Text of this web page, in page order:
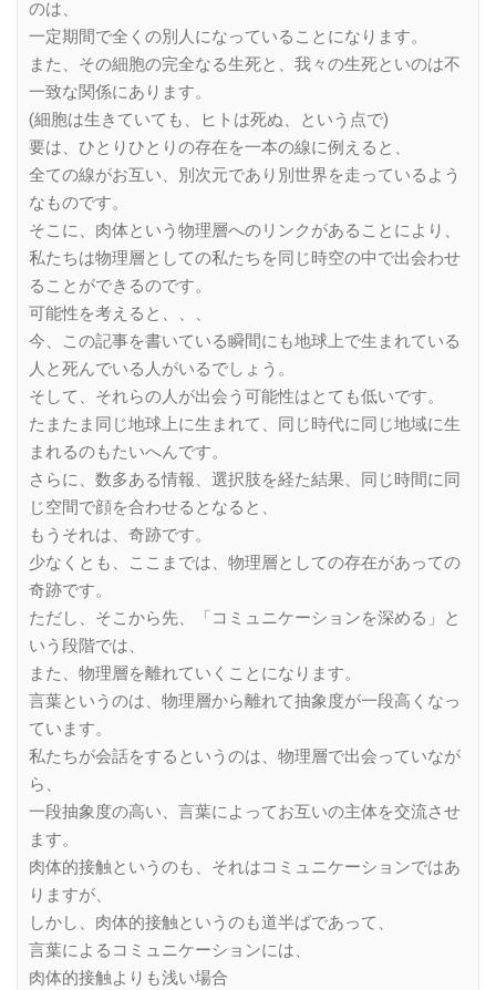
のは、
一定期間で全くの別人になっていることになります。
また、その細胞の完全なる生死と、我々の生死といのは不
一致な関係にあります。
(細胞は生きていても、ヒトは死ぬ、という点で)
要は、ひとりひとりの存在を一本の線に例えると、
全ての線がお互い、別次元であり別世界を走っているよう
なものです。
そこに、肉体という物理層へのリンクがあることにより、
私たちは物理層としての私たちを同じ時空の中で出会わせ
ることができるのです。
可能性を考えると、、、
今、この記事を書いている瞬間にも地球上で生まれている
人と死んでいる人がいるでしょう。
そして、それらの人が出会う可能性はとても低いです。
たまたま同じ地球上に生まれて、同じ時代に同じ地域に生
まれるのもたいへんです。
さらに、数多ある情報、選択肢を経た結果、同じ時間に同
じ空間で顔を合わせるとなると、
もうそれは、奇跡です。
少なくとも、ここまでは、物理層としての存在があっての
奇跡です。
ただし、そこから先、「コミュニケーションを深める」と
いう段階では、
また、物理層を離れていくことになります。
言葉というのは、物理層から離れて抽象度が一段高くなっ
ています。
私たちが会話をするというのは、物理層で出会っていなが
ら、
一段抽象度の高い、言葉によってお互いの主体を交流させ
ます。
肉体的接触というのも、それはコミュニケーションではあ
りますが、
しかし、肉体的接触というのも道半ばであって、
言葉によるコミュニケーションには、
肉体的接触よりも浅い場合